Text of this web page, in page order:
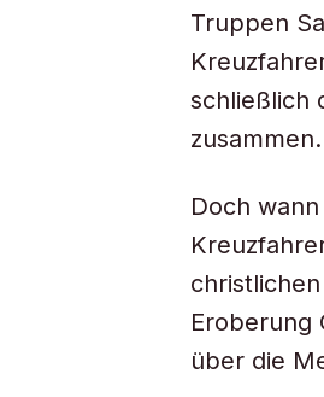
Truppen
schließlich
zusammen.
Doch
Eroberung
über die